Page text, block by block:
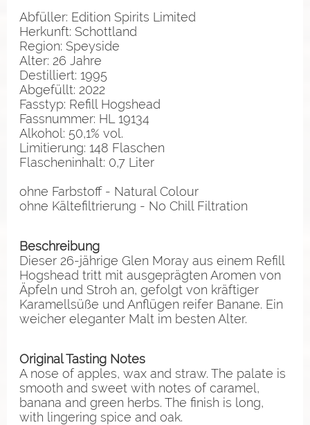
Abfüller: Edition Spirits Limited
Herkunft: Schottland
Region: Speyside
Alter: 26 Jahre
Destilliert: 1995
Abgefüllt: 2022
Fasstyp: Refill Hogshead
Fassnummer: HL 19134
Alkohol: 50,1% vol.
Limitierung: 148 Flaschen
Flascheninhalt: 0,7 Liter
ohne Farbstoff - Natural Colour
ohne Kältefiltrierung - No Chill Filtration
Beschreibung
Dieser 26-jährige Glen Moray aus einem Refill
Hogshead tritt mit ausgeprägten Aromen von
Äpfeln und Stroh an, gefolgt von kräftiger
Karamellsüße und Anflügen reifer Banane. Ein
weicher eleganter Malt im besten Alter.
Original Tasting Notes
A nose of apples, wax and straw. The palate is
smooth and sweet with notes of caramel,
banana and green herbs. The finish is long,
with lingering spice and oak.